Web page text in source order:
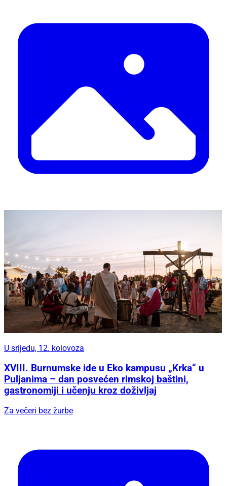
U srijedu, 12. kolovoza
XVIII. Burnumske ide u Eko kampusu „Krka“ u
Puljanima – dan posvećen rimskoj baštini,
gastronomiji i učenju kroz doživljaj
Za večeri bez žurbe